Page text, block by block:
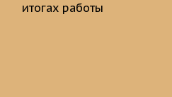
итогах работы